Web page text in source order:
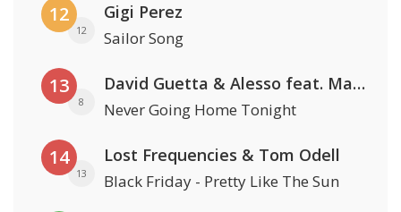
12
12
Gigi Perez
Sailor Song
13
8
David Guetta & Alesso feat. Madison Love
Never Going Home Tonight
14
13
Lost Frequencies & Tom Odell
Black Friday - Pretty Like The Sun